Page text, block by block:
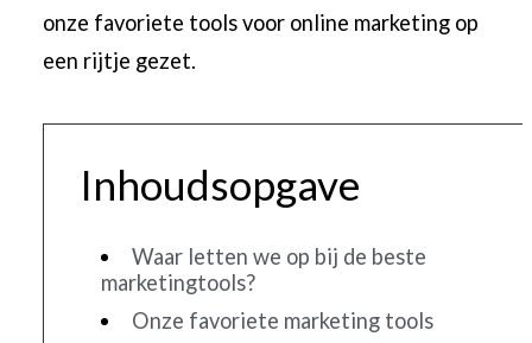
onze favoriete tools voor online marketing op
een rijtje gezet.
Inhoudsopgave
Waar letten we op bij de beste
marketingtools?
Onze favoriete marketing tools